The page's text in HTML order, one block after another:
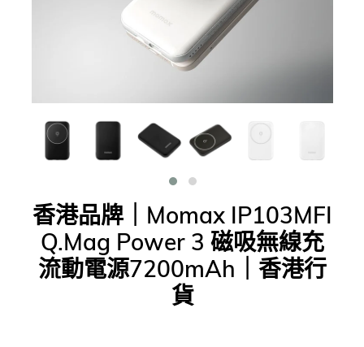
香港品牌｜Momax IP103MFI
Q.Mag Power 3 磁吸無線充
流動電源7200mAh｜香港行
貨